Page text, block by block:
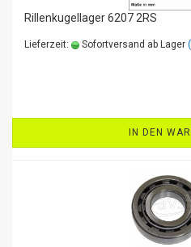
Rillenkugellager 6207 2RS
Lieferzeit: Sofortversand ab Lager
IN DEN